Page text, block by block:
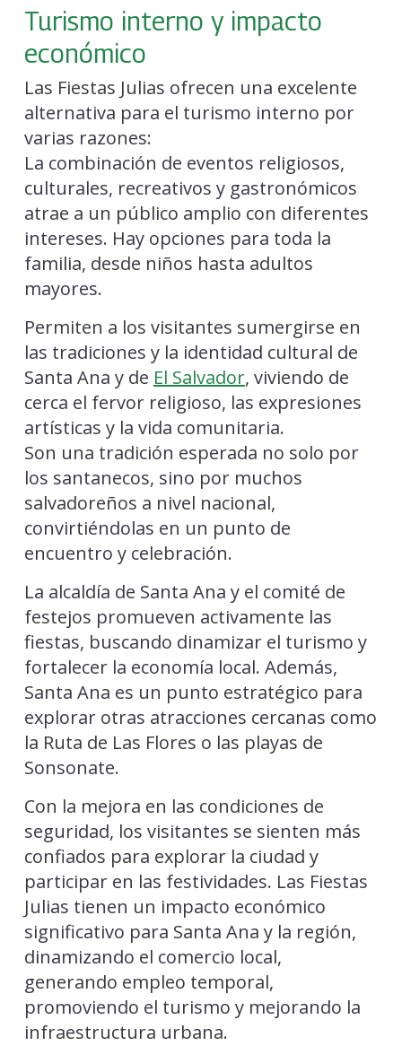
Turismo interno y impacto
económico
Las Fiestas Julias ofrecen una excelente
alternativa para el turismo interno por
varias razones:
La combinación de eventos religiosos,
culturales, recreativos y gastronómicos
atrae a un público amplio con diferentes
intereses. Hay opciones para toda la
familia, desde niños hasta adultos
mayores.
Permiten a los visitantes sumergirse en
las tradiciones y la identidad cultural de
Santa Ana y de El Salvador, viviendo de
cerca el fervor religioso, las expresiones
artísticas y la vida comunitaria.
Son una tradición esperada no solo por
los santanecos, sino por muchos
salvadoreños a nivel nacional,
convirtiéndolas en un punto de
encuentro y celebración.
La alcaldía de Santa Ana y el comité de
festejos promueven activamente las
fiestas, buscando dinamizar el turismo y
fortalecer la economía local. Además,
Santa Ana es un punto estratégico para
explorar otras atracciones cercanas como
la Ruta de Las Flores o las playas de
Sonsonate.
Con la mejora en las condiciones de
seguridad, los visitantes se sienten más
confiados para explorar la ciudad y
participar en las festividades. Las Fiestas
Julias tienen un impacto económico
significativo para Santa Ana y la región,
dinamizando el comercio local,
generando empleo temporal,
promoviendo el turismo y mejorando la
infraestructura urbana.